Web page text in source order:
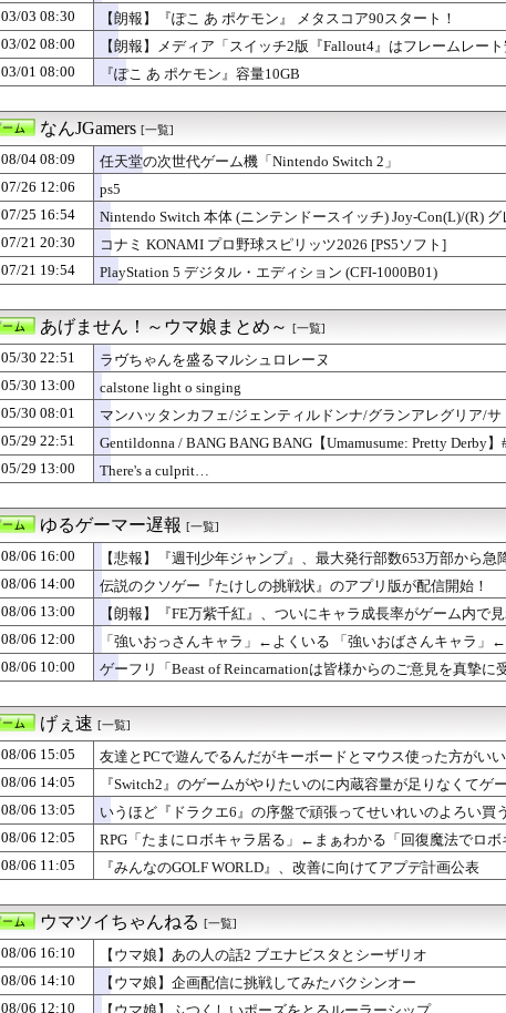
03/03 08:30
【朗報】『ぽこ あ ポケモン』 メタスコア90スタート！
03/02 08:00
【朗報】メディア「スイッチ2版『Fallout4』はフレームレート
03/01 08:00
『ぽこ あ ポケモン』容量10GB
なんJGamers [一覧]
08/04 08:09
任天堂の次世代ゲーム機「Nintendo Switch 2」
07/26 12:06
ps5
07/25 16:54
Nintendo Switch 本体 (ニンテンドースイッチ) Joy-Con(L)/(R) グ
07/21 20:30
コナミ KONAMI プロ野球スピリッツ2026 [PS5ソフト]
07/21 19:54
PlayStation 5 デジタル・エディション (CFI-1000B01)
あげません！～ウマ娘まとめ～ [一覧]
05/30 22:51
ラヴちゃんを盛るマルシュロレーヌ
05/30 13:00
calstone light o singing
05/30 08:01
マンハッタンカフェ/ジェンティルドンナ/グランアレグリア/
5.8h】
05/29 22:51
Gentildonna / BANG BANG BANG【Umamusume: Pretty Derby
05/29 13:00
There's a culprit…
ゆるゲーマー遅報 [一覧]
08/06 16:00
【悲報】『週刊少年ジャンプ』、最大発行部数653万部から
08/06 14:00
伝説のクソゲー『たけしの挑戦状』のアプリ版が配信開始！
08/06 13:00
【朗報】『FE万紫千紅』、ついにキャラ成長率がゲーム内で
08/06 12:00
「強いおっさんキャラ」←よくいる 「強いおばさんキャラ」
08/06 10:00
ゲーフリ「Beast of Reincarnationは皆様からのご意見を真摯に
げぇ速 [一覧]
08/06 15:05
友達とPCで遊んでるんだがキーボードとマウス使った方がい
08/06 14:05
『Switch2』のゲームがやりたいのに内蔵容量が足りなくてゲ
08/06 13:05
いうほど『ドラクエ6』の序盤で頑張ってせいれいのよろい買
08/06 12:05
RPG「たまにロボキャラ居る」←まぁわかる「回復魔法でロ
08/06 11:05
『みんなのGOLF WORLD』、改善に向けてアプデ計画公表
ウマツイちゃんねる [一覧]
08/06 16:10
【ウマ娘】あの人の話2 ブエナビスタとシーザリオ
08/06 14:10
【ウマ娘】企画配信に挑戦してみたバクシンオー
08/06 12:10